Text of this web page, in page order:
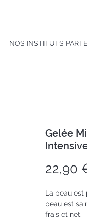
NOS INSTITUTS
Gelée
22,90
La peau est
peau est
frais et net.